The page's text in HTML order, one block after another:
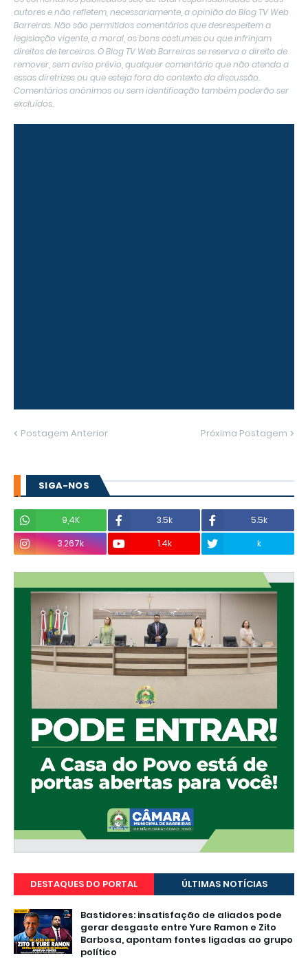
autores e não refletem, necessariamente, a opinião do Blog TV Web
Barreiras. Não são permitidos comentários que desrespeitem a
legislação vigente, a moral, os bons costumes ou que infrinjam
direitos de terceiros. O Blog TV Web Barreiras se reserva o direito de
remover, sem aviso prévio, qualquer comentário que não atenda a
essas diretrizes ou que esteja fora do contexto da discussão.
Comentários anônimos ou sem identificação também poderão ser
excluídos.
Postagem Anterior Próxima Postagem
SIGA-NOS
9,4K 3.5k
5.5k
3.267k
1.4k k
DESTAQUES DO PORTAL ÚLTIMAS NOTÍCIAS
Bastidores: insatisfação de aliados pode
gerar desgaste entre Yure Ramon e Zito
Barbosa, apontam fontes ligadas ao grupo
político